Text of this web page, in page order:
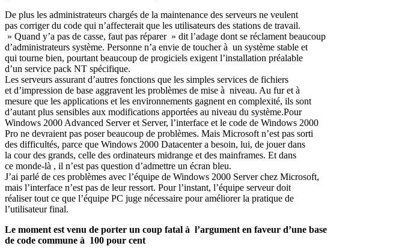
De plus les administrateurs chargés de la maintenance des serveurs ne veulent
pas corriger du code qui n’affecterait que les utilisateurs des stations de travail.
» Quand y’a pas de casse, faut pas réparer » dit l’adage dont se réclament beaucoup
d’administrateurs système. Personne n’a envie de toucher à un système stable et
qui tourne bien, pourtant beaucoup de progiciels exigent l’installation préalable
d’un service pack NT spécifique.
Les serveurs assurant d’autres fonctions que les simples services de fichiers
et d’impression de base aggravent les problèmes de mise à niveau. Au fur et à
mesure que les applications et les environnements gagnent en complexité, ils sont
d’autant plus sensibles aux modifications apportées au niveau du système.Pour
Windows 2000 Advanced Server et Server, l’interface et le code de Windows 2000
Pro ne devraient pas poser beaucoup de problèmes. Mais Microsoft n’est pas sorti
des difficultés, parce que Windows 2000 Datacenter a besoin, lui, de jouer dans
la cour des grands, celle des ordinateurs midrange et des mainframes. Et dans
ce monde-là , il n’est pas question d’admettre un écran bleu.
J’ai parlé de ces problèmes avec l’équipe de Windows 2000 Server chez Microsoft,
mais l’interface n’est pas de leur ressort. Pour l’instant, l’équipe serveur doit
réaliser tout ce que l’équipe PC juge nécessaire pour améliorer la pratique de
l’utilisateur final.
Le moment est venu de porter un coup fatal à l’argument en faveur d’une base
de code commune à 100 pour cent